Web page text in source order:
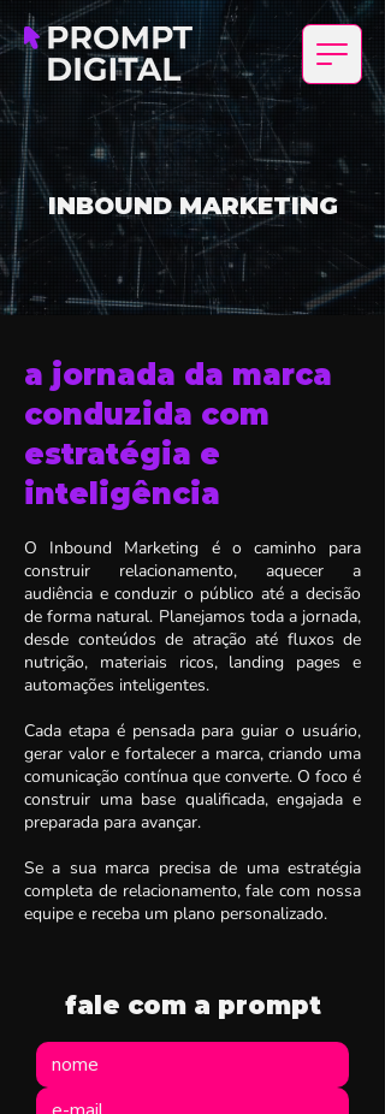
INBOUND MARKETING
a jornada da marca
conduzida com
estratégia e
inteligência
O Inbound Marketing é o caminho para
construir relacionamento, aquecer a
audiência e conduzir o público até a decisão
de forma natural. Planejamos toda a jornada,
desde conteúdos de atração até fluxos de
nutrição, materiais ricos, landing pages e
automações inteligentes.
Cada etapa é pensada para guiar o usuário,
gerar valor e fortalecer a marca, criando uma
comunicação contínua que converte. O foco é
construir uma base qualificada, engajada e
preparada para avançar.
Se a sua marca precisa de uma estratégia
completa de relacionamento, fale com nossa
equipe e receba um plano personalizado.
fale com a prompt